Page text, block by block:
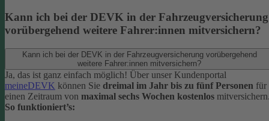
Kann ich bei der DEVK in der Fahrzeugversicherung
vorübergehend weitere Fahrer:innen mitversichern?
Kann ich bei der DEVK in der Fahrzeugversicherung vorübergehend
weitere Fahrer:innen mitversichern?
Ja, das ist ganz einfach möglich! Über unser Kundenportal
meineDEVK können Sie dreimal im Jahr bis zu fünf Personen für
einen Zeitraum von maximal sechs Wochen kostenlos
So funktioniert’s: